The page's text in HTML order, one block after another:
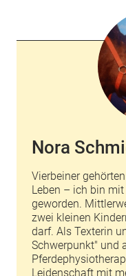
Nora
Vierbeiner
Leben – ich bin
geworden.
zwei kleinen
darf. Als Texterin
Schwerpunkt" und
Leidenschaft mit